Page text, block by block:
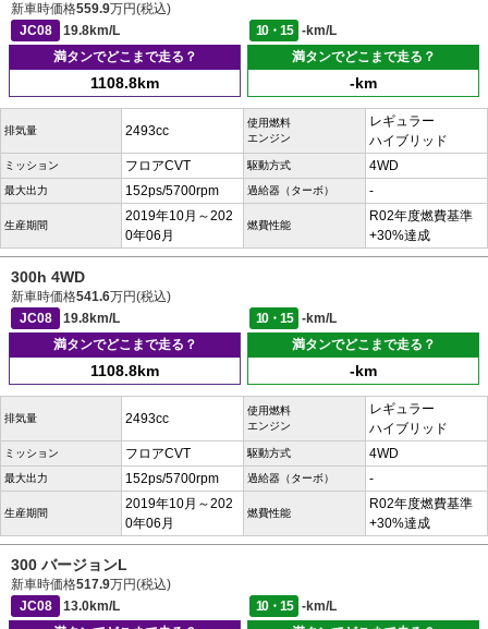
新車時価格559.9万円(税込)
JC08
19.8km/L 10・15
-km/L
満タンでどこまで走る？
1108.8km
満タンでどこまで走る？
-km
排気量 2493cc
使用燃料
エンジン
レギュラー
ハイブリッド
ミッション フロアCVT 駆動方式 4WD
最大出力 152ps/5700rpm 過給器（ターボ） -
生産期間
2019年10月～202
0年06月
燃費性能
R02年度燃費基準
+30%達成
300h 4WD
新車時価格541.6万円(税込)
JC08
19.8km/L 10・15
-km/L
満タンでどこまで走る？
1108.8km
満タンでどこまで走る？
-km
排気量 2493cc
使用燃料
エンジン
レギュラー
ハイブリッド
ミッション フロアCVT 駆動方式 4WD
最大出力 152ps/5700rpm 過給器（ターボ） -
生産期間
2019年10月～202
0年06月
燃費性能
R02年度燃費基準
+30%達成
300 バージョンL
新車時価格517.9万円(税込)
JC08
13.0km/L 10・15
-km/L